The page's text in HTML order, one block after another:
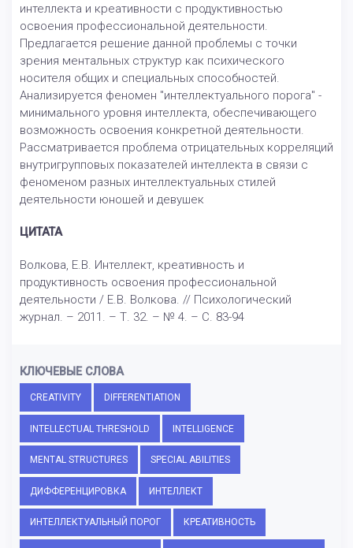
интеллекта и креативности с продуктивностью
освоения профессиональной деятельности.
Предлагается решение данной проблемы с точки
зрения ментальных структур как психического
носителя общих и специальных способностей.
Анализируется феномен "интеллектуального порога" -
минимального уровня интеллекта, обеспечивающего
возможность освоения конкретной деятельности.
Рассматривается проблема отрицательных корреляций
внутригрупповых показателей интеллекта в связи с
феноменом разных интеллектуальных стилей
деятельности юношей и девушек
ЦИТАТА
Волкова, Е.В. Интеллект, креативность и
продуктивность освоения профессиональной
деятельности / Е.В. Волкова. // Психологический
журнал. – 2011. – Т. 32. – № 4. – С. 83-94
КЛЮЧЕВЫЕ СЛОВА
CREATIVITY DIFFERENTIATION
INTELLECTUAL THRESHOLD INTELLIGENCE
MENTAL STRUCTURES SPECIAL ABILITIES
ДИФФЕРЕНЦИРОВКА ИНТЕЛЛЕКТ
ИНТЕЛЛЕКТУАЛЬНЫЙ ПОРОГ КРЕАТИВНОСТЬ